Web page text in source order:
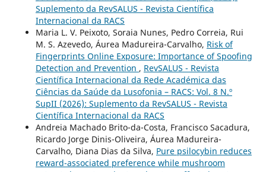
Suplemento da RevSALUS - Revista Científica
Internacional da RACS
Maria L. V. Peixoto, Soraia Nunes, Pedro Correia, Rui
M. S. Azevedo, Áurea Madureira-Carvalho, Risk of
Fingerprints Online Exposure: Importance of Spoofing
Detection and Prevention , RevSALUS - Revista
Científica Internacional da Rede Académica das
Ciências da Saúde da Lusofonia – RACS: Vol. 8 N.º
SupII (2026): Suplemento da RevSALUS - Revista
Científica Internacional da RACS
Andreia Machado Brito-da-Costa, Francisco Sacadura,
Ricardo Jorge Dinis-Oliveira, Áurea Madureira-
Carvalho, Diana Dias da Silva, Pure psilocybin reduces
reward-associated preference while mushroom